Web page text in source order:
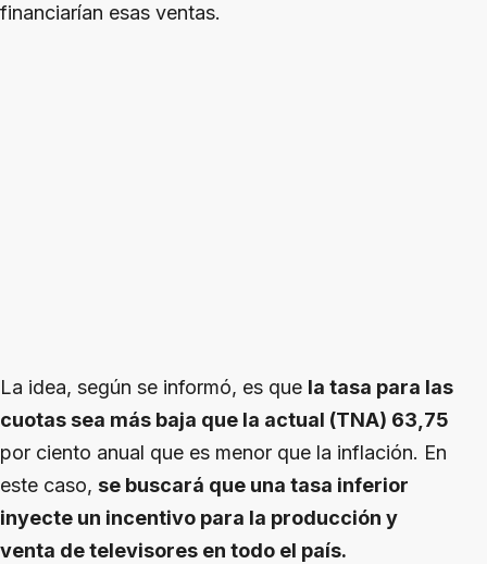
financiarían esas ventas.
La idea, según se informó, es que la tasa para las
cuotas sea más baja que la actual (TNA) 63,75
por ciento anual que es menor que la inflación. En
este caso, se buscará que una tasa inferior
inyecte un incentivo para la producción y
venta de televisores en todo el país.